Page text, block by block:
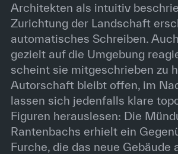
Architekten als intuitiv
Zurichtung der Landschaft
automatisches Schreiben.
gezielt auf die Umgebung
scheint sie mitgeschrieben zu
Autorschaft bleibt offen, im
lassen sich jedenfalls klare
Figuren herauslesen: Die
Rantenbachs erhielt ein
Furche, die das neue Gebäude